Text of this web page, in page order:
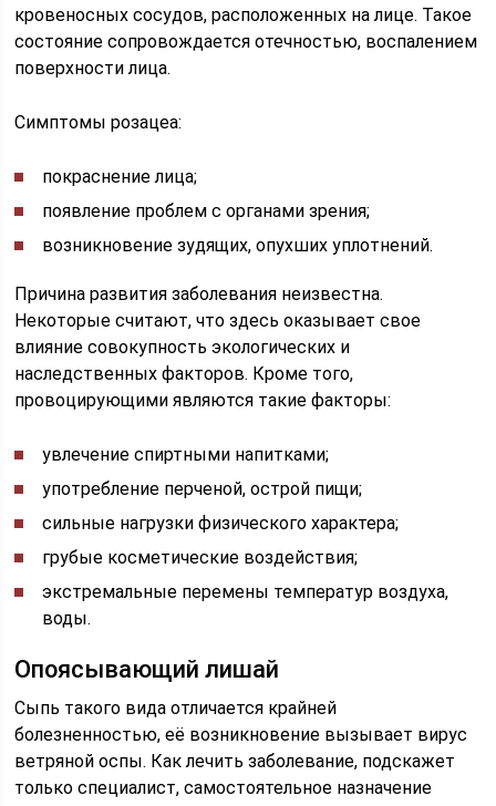
кровеносных сосудов, расположенных на лице. Такое
состояние сопровождается отечностью, воспалением
поверхности лица.
Симптомы розацеа:
покраснение лица;
появление проблем с органами зрения;
возникновение зудящих, опухших уплотнений.
Причина развития заболевания неизвестна.
Некоторые считают, что здесь оказывает свое
влияние совокупность экологических и
наследственных факторов. Кроме того,
провоцирующими являются такие факторы:
увлечение спиртными напитками;
употребление перченой, острой пищи;
сильные нагрузки физического характера;
грубые косметические воздействия;
экстремальные перемены температур воздуха,
воды.
Опоясывающий лишай
Сыпь такого вида отличается крайней
болезненностью, её возникновение вызывает вирус
ветряной оспы. Как лечить заболевание, подскажет
только специалист, самостоятельное назначение